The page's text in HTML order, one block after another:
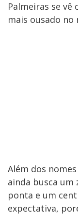
Palmeiras se
mais ousado no
Além dos
ainda busca um
ponta e um
expectativa,